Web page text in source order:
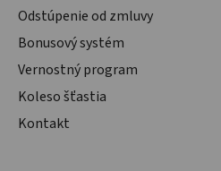
Odstúpenie od zmluvy
Bonusový systém
Vernostný program
Koleso šťastia
Kontakt